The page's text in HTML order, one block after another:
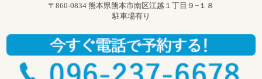
〒860-0834 熊本県熊本市南区江越１丁目９−１８
駐車場有り